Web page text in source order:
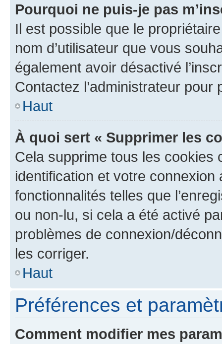
Pourquoi ne puis-je pas
Il est possible que le
nom d’utilisateur que vous
également avoir désactivé
Contactez l’administrateur
Haut
À quoi sert « Supprimer les
Cela supprime tous les cookies
identification et votre
fonctionnalités telles que
ou non-lu, si cela a été activé
problèmes de connexion/
les corriger.
Haut
Préférences et
Comment modifier mes